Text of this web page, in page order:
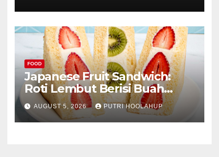
FOOD
Japanese Fruit Sandwich:
Roti Lembut Berisi Buah
Segar yang Memikat Selera
AUGUST 5, 2026 PUTRI HOOLAHUP